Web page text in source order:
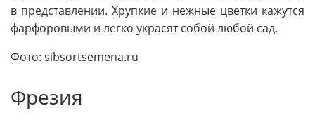
в представлении. Хрупкие и нежные цветки кажутся
фарфоровыми и легко украсят собой любой сад.
Фото: sibsortsemena.ru
Фрезия